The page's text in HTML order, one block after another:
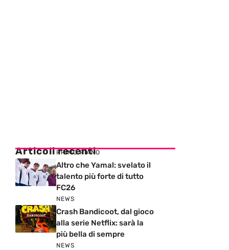
Articoli recenti
PRIMO PIANO
Altro che Yamal: svelato il
talento più forte di tutto
FC26
NEWS
Crash Bandicoot, dal gioco
alla serie Netflix: sarà la
più bella di sempre
NEWS